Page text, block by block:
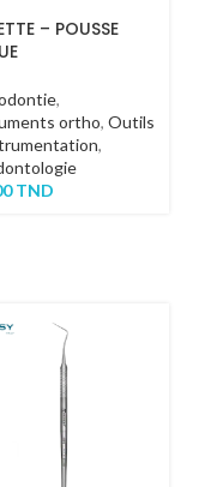
– POUSSE
,
ortho, Outils
,
TND